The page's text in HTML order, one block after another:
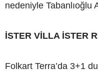
nedeniyle Tabanlıoğlu
İSTER VİLLA İSTER
Folkart Terra’da 3+1